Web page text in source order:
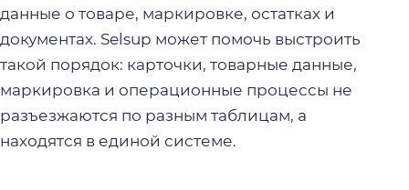
данные о товаре, маркировке, остатках и
документах. Selsup может помочь выстроить
такой порядок: карточки, товарные данные,
маркировка и операционные процессы не
разъезжаются по разным таблицам, а
находятся в единой системе.